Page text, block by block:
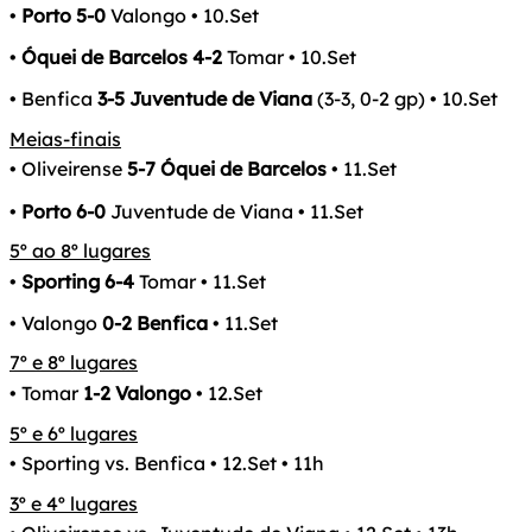
• Porto 5-0 Valongo • 10.Set
• Óquei de Barcelos 4-2 Tomar • 10.Set
• Benfica 3-5 Juventude de Viana (3-3, 0-2 gp) • 10.Set
Meias-finais
• Oliveirense 5-7 Óquei de Barcelos • 11.Set
• Porto 6-0 Juventude de Viana • 11.Set
5º ao 8º lugares
• Sporting 6-4 Tomar • 11.Set
• Valongo 0-2 Benfica • 11.Set
7º e 8º lugares
• Tomar 1-2 Valongo • 12.Set
5º e 6º lugares
• Sporting vs. Benfica • 12.Set • 11h
3º e 4º lugares